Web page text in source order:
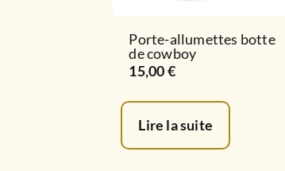
Porte-allumettes botte
de cowboy
15,00€
Lire la suite